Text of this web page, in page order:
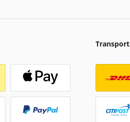
Transport